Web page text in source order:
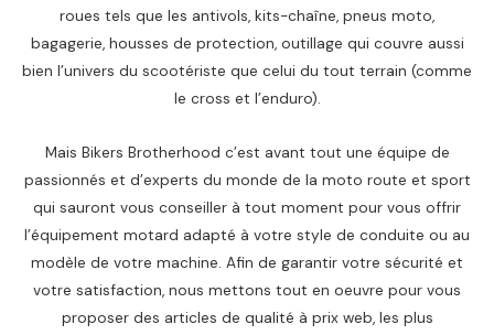
roues tels que les antivols, kits-chaîne, pneus moto,
bagagerie, housses de protection, outillage qui couvre aussi
bien l’univers du scootériste que celui du tout terrain (comme
le cross et l’enduro).
Mais Bikers Brotherhood c’est avant tout une équipe de
passionnés et d’experts du monde de la moto route et sport
qui sauront vous conseiller à tout moment pour vous offrir
l’équipement motard adapté à votre style de conduite ou au
modèle de votre machine. Afin de garantir votre sécurité et
votre satisfaction, nous mettons tout en oeuvre pour vous
proposer des articles de qualité à prix web, les plus